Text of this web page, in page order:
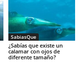
SabiasQue
¿Sabías que existe un
calamar con ojos de
diferente tamaño?